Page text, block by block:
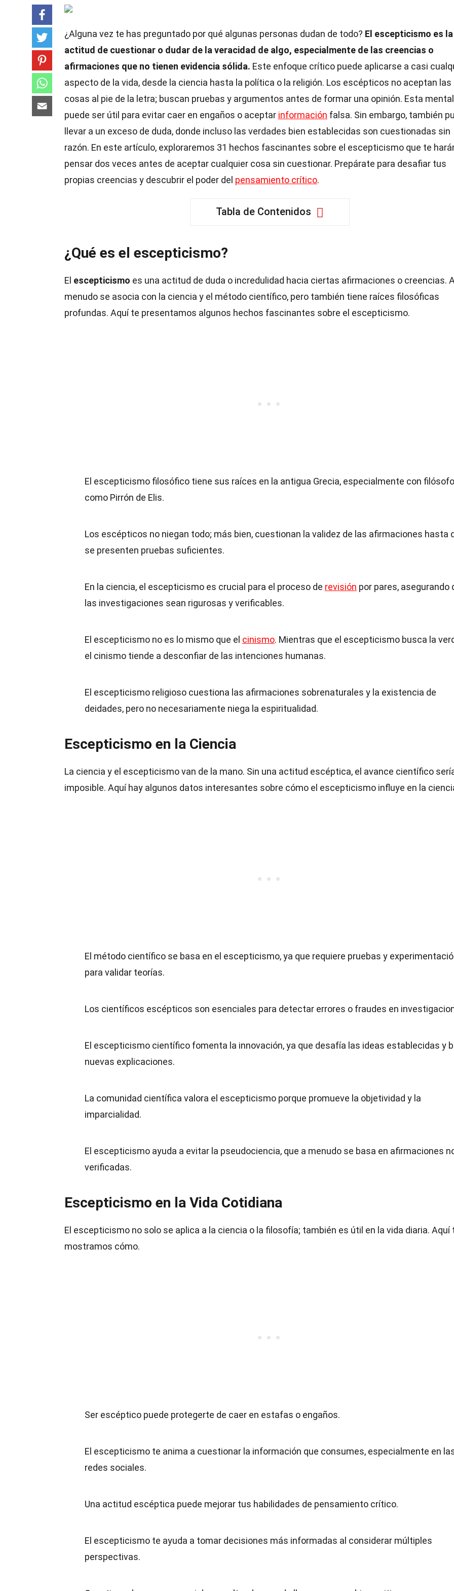
¿Alguna vez te has preguntado por qué algunas personas dudan de todo? El escepticismo es la
actitud de cuestionar o dudar de la veracidad de algo, especialmente de las creencias o
afirmaciones que no tienen evidencia sólida. Este enfoque crítico puede aplicarse a casi
aspecto de la vida, desde la ciencia hasta la política o la religión. Los escépticos no aceptan las
cosas al pie de la letra; buscan pruebas y argumentos antes de formar una opinión. Esta
puede ser útil para evitar caer en engaños o aceptar información falsa. Sin embargo, también
llevar a un exceso de duda, donde incluso las verdades bien establecidas son cuestionadas sin
razón. En este artículo, exploraremos 31 hechos fascinantes sobre el escepticismo que te
pensar dos veces antes de aceptar cualquier cosa sin cuestionar. Prepárate para desafiar tus
propias creencias y descubrir el poder del pensamiento crítico.
Tabla de Contenidos
¿Qué es el escepticismo?
El escepticismo es una actitud de duda o incredulidad hacia ciertas afirmaciones o creencias.
menudo se asocia con la ciencia y el método científico, pero también tiene raíces filosóficas
profundas. Aquí te presentamos algunos hechos fascinantes sobre el escepticismo.
El escepticismo filosófico tiene sus raíces en la antigua Grecia, especialmente con
como Pirrón de Elis.
Los escépticos no niegan todo; más bien, cuestionan la validez de las afirmaciones hasta
se presenten pruebas suficientes.
En la ciencia, el escepticismo es crucial para el proceso de revisión por pares, asegurando
las investigaciones sean rigurosas y verificables.
El escepticismo no es lo mismo que el cinismo. Mientras que el escepticismo busca la
el cinismo tiende a desconfiar de las intenciones humanas.
El escepticismo religioso cuestiona las afirmaciones sobrenaturales y la existencia de
deidades, pero no necesariamente niega la espiritualidad.
Escepticismo en la Ciencia
La ciencia y el escepticismo van de la mano. Sin una actitud escéptica, el avance científico
imposible. Aquí hay algunos datos interesantes sobre cómo el escepticismo influye en la
El método científico se basa en el escepticismo, ya que requiere pruebas y
para validar teorías.
Los científicos escépticos son esenciales para detectar errores o fraudes en
El escepticismo científico fomenta la innovación, ya que desafía las ideas establecidas y
nuevas explicaciones.
La comunidad científica valora el escepticismo porque promueve la objetividad y la
imparcialidad.
El escepticismo ayuda a evitar la pseudociencia, que a menudo se basa en afirmaciones
verificadas.
Escepticismo en la Vida Cotidiana
El escepticismo no solo se aplica a la ciencia o la filosofía; también es útil en la vida diaria. Aquí
mostramos cómo.
Ser escéptico puede protegerte de caer en estafas o engaños.
El escepticismo te anima a cuestionar la información que consumes, especialmente en
redes sociales.
Una actitud escéptica puede mejorar tus habilidades de pensamiento crítico.
El escepticismo te ayuda a tomar decisiones más informadas al considerar múltiples
perspectivas.